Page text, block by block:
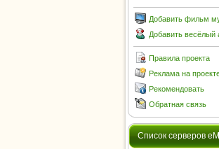
Добавить фильм
Добавить весёлый
Правила проекта
Реклама на
Рекомендовать
Обратная связь
Cписок серверов